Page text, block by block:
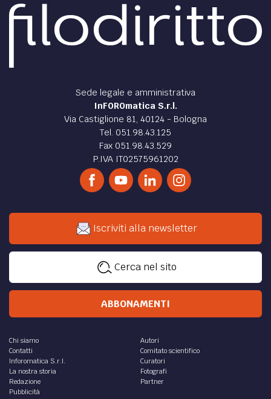
Sede legale e amministrativa
InFOROmatica S.r.l.
Via Castiglione 81, 40124 - Bologna
Tel. 051.98.43.125
Fax 051.98.43.529
P.IVA IT02575961202
Iscriviti alla newsletter
Cerca nel sito
ABBONAMENTI
Chi siamo
Contatti
Inforomatica S.r.l.
La nostra storia
Redazione
Pubblicità
Autori
Comitato scientifico
Curatori
Fotografi
Partner